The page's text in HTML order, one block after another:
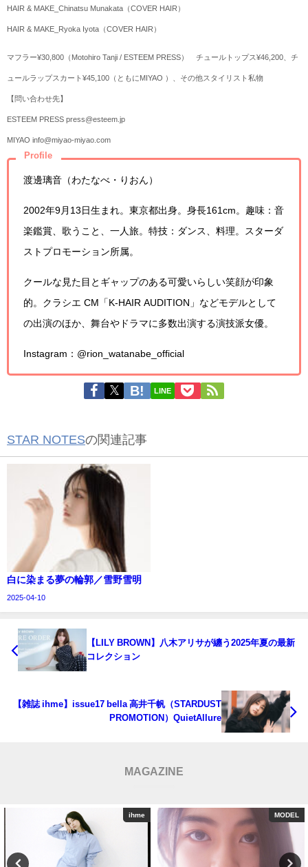
HAIR & MAKE_Chinatsu Munakata（COVER HAIR）
HAIR & MAKE_Ryoka Iyota（COVER HAIR）
マフラー¥30,800（Motohiro Tanji / ESTEEM PRESS） チュールトップス¥46,200、チ
ュールラップスカート¥45,100（ともにMIYAO ）、その他スタイリスト私物
【問い合わせ先】
ESTEEM PRESS press@esteem.jp
MIYAO info@miyao-miyao.com
Profile
渡邊璃音（わたなべ・りおん）
2002年9月13日生まれ。東京都出身。身長161cm。趣味：音
楽鑑賞、歌うこと、一人旅。特技：ダンス、料理。スターダ
ストプロモーション所属。
クールな見た目とギャップのある可愛いらしい笑顔が印象
的。クラシエ CM「K-HAIR AUDITION」などモデルとして
の出演のほか、舞台やドラマに多数出演する演技派女優。
Instagram：@rion_watanabe_official
LINE
STAR NOTESの関連記事
白に染まる夢の輪郭／雪野雪明
2025-04-10
【LILY BROWN】八木アリサが纏う2025年夏の最新
コレクション
【雑誌 ihme】issue17 bella 高井千帆（STARDUST
PROMOTION）QuietAllure
MAGAZINE
MODEL ihme